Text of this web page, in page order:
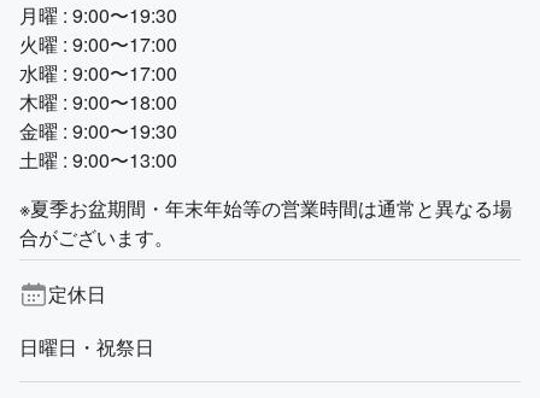
月曜 : 9:00〜19:30
火曜 : 9:00〜17:00
水曜 : 9:00〜17:00
木曜 : 9:00〜18:00
金曜 : 9:00〜19:30
土曜 : 9:00〜13:00
※夏季お盆期間・年末年始等の営業時間は通常と異なる場
合がございます。
定休日
日曜日・祝祭日